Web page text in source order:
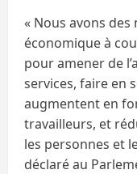
« Nous avons
économique à
pour amener de
services, faire en
augmentent en
travailleurs, et
les personnes et
déclaré au